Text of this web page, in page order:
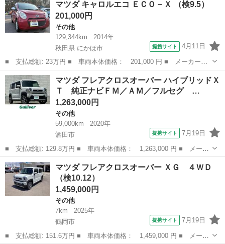
Ｓ ４ＷＤ ■ 排気量： 650cc ■ ドア枚数： 5D ■ ミッショ...
マツダ キャロルエコ ＥＣＯ－Ｘ （検9.5）
201,000円
その他
129,344km
2014年
秋田県 にかほ市
提携サイト 4月11日
■ 支払総額: 23万円 ■ 車両本体価格： 201,000 円 ■ メーカー
名： マツダ ■ 車種名： キャロルエコ ■ グレード名： ＥＣＯ
－Ｘ ■ 排気量： 660cc ■ ドア枚数： 5D ■ ミッション：
CVT...
秋田 にかほ市 その他
マツダ フレアクロスオーバー ハイブリッドＸ
Ｔ 純正ナビＦＭ／ＡＭ／フルセグ …
1,263,000円
その他
59,000km
2020年
酒田市
提携サイト 7月19日
■ 支払総額: 129.8万円 ■ 車両本体価格： 1,263,000 円 ■ メーカ
ー名： マツダ ■ 車種名： フレアクロスオーバー ■ グレード
名： ハイブリッドＸＴ 純正ナビＦＭ／ＡＭ／フルセグ Ｂｌｕｅ
ｔｏｏｔｈ...
山形 酒田市 その他
マツダ フレアクロスオーバー ＸＧ ４ＷＤ
（検10.12）
1,459,000円
その他
7km
2025年
鶴岡市
提携サイト 7月19日
■ 支払総額: 151.6万円 ■ 車両本体価格： 1,459,000 円 ■ メーカ